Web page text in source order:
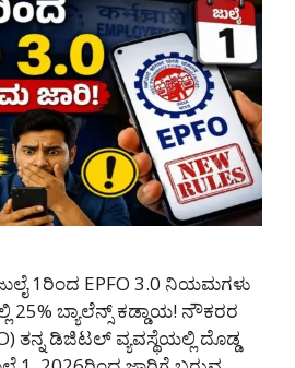
1ರಿಂದ EPFO 3.0 ನಿಯಮಗಳು
ಬ್ಯಾಲೆನ್ಸ್ ಕಡ್ಡಾಯ! ನೌಕರರ
ತನ್ನ ಡಿಜಿಟಲ್ ವ್ಯವಸ್ಥೆಯಲ್ಲಿ ದೊಡ್ಡ